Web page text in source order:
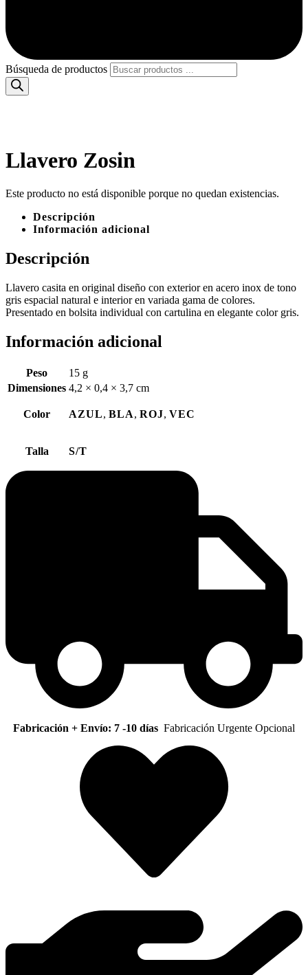
Búsqueda de productos
Llavero Zosin
Este producto no está disponible porque no quedan existencias.
Descripción
Información adicional
Descripción
Llavero casita en original diseño con exterior en acero inox de tono
gris espacial natural e interior en variada gama de colores.
Presentado en bolsita individual con cartulina en elegante color gris.
Información adicional
Peso
15 g
Dimensiones 4,2 × 0,4 × 3,7 cm
Color AZUL, BLA, ROJ, VEC
Talla S/T
Fabricación + Envío: 7 -10 días Fabricación Urgente Opcional